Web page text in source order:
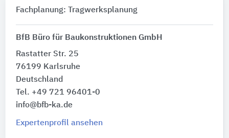
Fachplanung: Tragwerksplanung
BfB Büro für Baukonstruktionen GmbH
Rastatter Str. 25
76199 Karlsruhe
Deutschland
Tel. +49 721 96401-0
info@bfb-ka.de
Expertenprofil ansehen